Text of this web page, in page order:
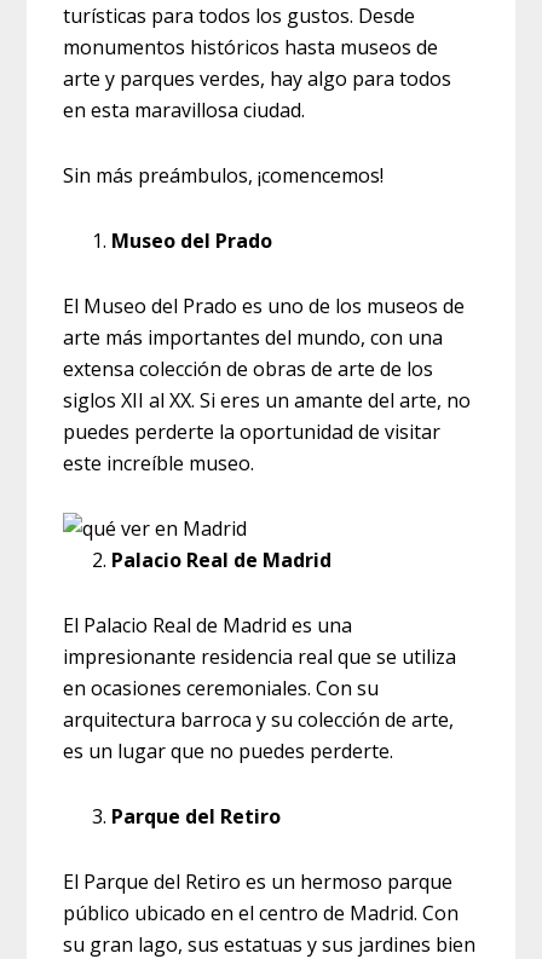
turísticas para todos los gustos. Desde
monumentos históricos hasta museos de
arte y parques verdes, hay algo para todos
en esta maravillosa ciudad.
Sin más preámbulos, ¡comencemos!
Museo del Prado
El Museo del Prado es uno de los museos de
arte más importantes del mundo, con una
extensa colección de obras de arte de los
siglos XII al XX. Si eres un amante del arte, no
puedes perderte la oportunidad de visitar
este increíble museo.
Palacio Real de Madrid
El Palacio Real de Madrid es una
impresionante residencia real que se utiliza
en ocasiones ceremoniales. Con su
arquitectura barroca y su colección de arte,
es un lugar que no puedes perderte.
Parque del Retiro
El Parque del Retiro es un hermoso parque
público ubicado en el centro de Madrid. Con
su gran lago, sus estatuas y sus jardines bien